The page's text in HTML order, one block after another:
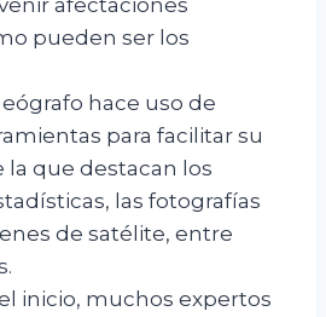
pueden ser los
hace uso de
para facilitar su
la que destacan los
las fotografías
de satélite, entre
inicio, muchos expertos